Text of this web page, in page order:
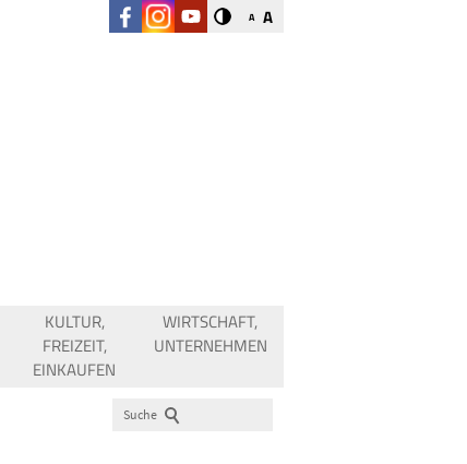
A A
KULTUR,
FREIZEIT,
EINKAUFEN
WIRTSCHAFT,
UNTERNEHMEN
Suche